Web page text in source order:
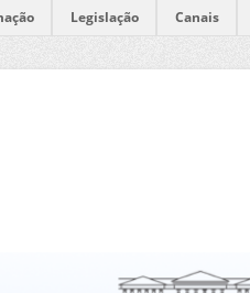
Legislação Canais